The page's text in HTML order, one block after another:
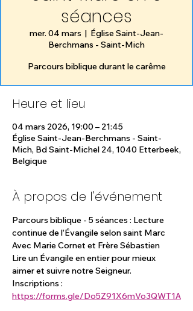
séances
mer. 04 mars
  |
Église Saint-Jean-
Berchmans - Saint-Mich
Parcours biblique durant le carême
Heure et lieu
04 mars 2026, 19:00 – 21:45
Église Saint-Jean-Berchmans - Saint-
Mich, Bd Saint-Michel 24, 1040 Etterbeek,
Belgique
À propos de l'événement
Parcours biblique - 5 séances : Lecture
continue de l’Évangile selon saint Marc
Avec Marie Cornet et Frère Sébastien
Lire un Évangile en entier pour mieux
aimer et suivre notre Seigneur.
Inscriptions :
https://forms.gle/Do5Z91X6mVo3QWT1A